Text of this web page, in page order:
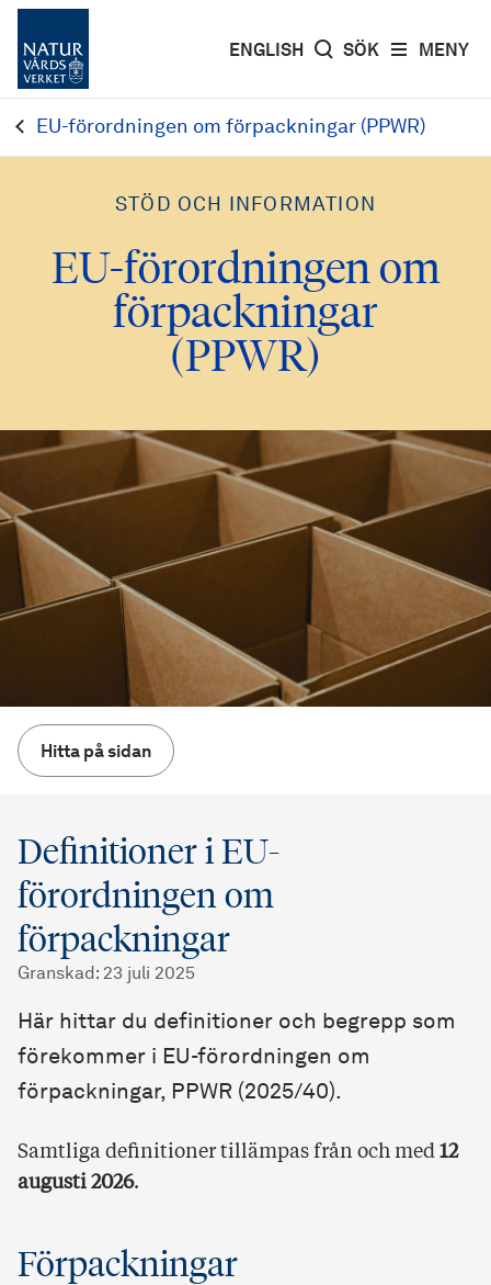
MENY
ENGLISH SÖK
EU-förordningen om förpackningar (PPWR)
STÖD OCH INFORMATION
EU-förordningen om
förpackningar
(PPWR)
Hitta på sidan
Definitioner i EU-
förordningen om
förpackningar
Granskad : 23 juli 2025
Här hittar du definitioner och begrepp som
förekommer i EU-förordningen om
förpackningar, PPWR (2025/40).
Samtliga definitioner tillämpas från och med 12
augusti 2026.
Förpackningar